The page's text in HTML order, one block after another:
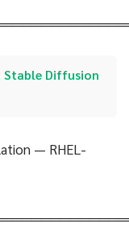
Diffusion
— RHEL-